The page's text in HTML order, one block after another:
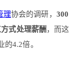
理协会的调研， 300
式处理薪酬 ，而这
4.2倍。